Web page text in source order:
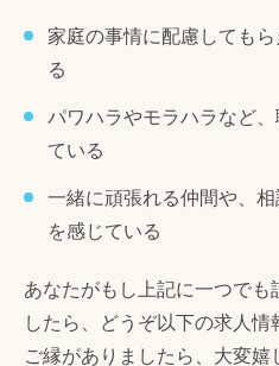
家庭の事情に配慮しても
る
パワハラやモラハラなど
ている
一緒に頑張れる仲間や、
を感じている
あなたがもし上記に一つで
したら、どうぞ以下の求人情
ご縁がありましたら、大変嬉